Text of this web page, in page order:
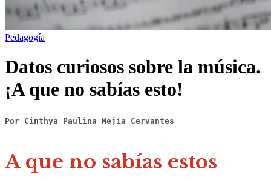
Pedagogía
Datos curiosos sobre la música.
¡A que no sabías esto!
Por Cinthya Paulina Mejía Cervantes
A que no sabías estos